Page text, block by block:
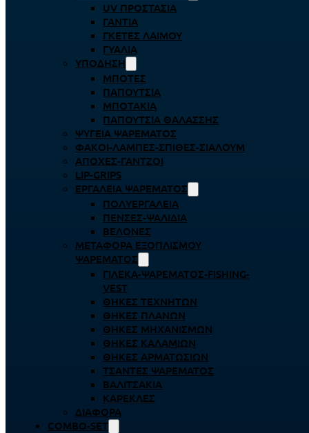
UV ΠΡΟΣΤΑΣΊΑ
ΓΆΝΤΙΑ
ΓΚΈΤΕΣ ΛΑΊΜΟΥ
ΓΥΑΛΙΆ
ΥΠΌΔΗΣΗ
ΜΠΌΤΕΣ
ΠΑΠΟΎΤΣΙΑ
ΜΠΟΤΆΚΙΑ
ΠΑΠΟΎΤΣΙΑ ΘΑΛΆΣΣΗΣ
ΨΥΓΕΊΑ ΨΑΡΈΜΑΤΟΣ
ΦΑΚΟΊ-ΛΆΜΠΕΣ-ΣΠΊΘΕΣ-ΣΊΑΛΟΥΜ
ΑΠΌΧΕΣ-ΓΆΝΤΖΟΙ
LIP-GRIPS
EΡΓΑΛΕΊΑ ΨΑΡΈΜΑΤΟΣ
ΠΟΛΥΕΡΓΑΛΕΊΑ
ΠΈΝΣΕΣ-ΨΑΛΊΔΙΑ
ΒΕΛΌΝΕΣ
ΜΕΤΑΦΟΡΆ ΕΞΟΠΛΙΣΜΟΎ
ΨΑΡΈΜΑΤΟΣ
ΓΙΛΈΚΑ-ΨΑΡΈΜΑΤΟΣ-FISHING-
VEST
ΘΉΚΕΣ ΤΕΧΝΗΤΏΝ
ΘΉΚΕΣ ΠΛΆΝΩΝ
ΘΉΚΕΣ ΜΗΧΑΝΙΣΜΏΝ
ΘΉΚΕΣ ΚΑΛΑΜΙΏΝ
ΘΉΚΕΣ ΑΡΜΑΤΩΣΙΏΝ
ΤΣΆΝΤΕΣ ΨΑΡΈΜΑΤΟΣ
ΒΑΛΙΤΣΆΚΙΑ
ΚΑΡΈΚΛΕΣ
ΔΙΆΦΟΡΑ
COMBO-SET